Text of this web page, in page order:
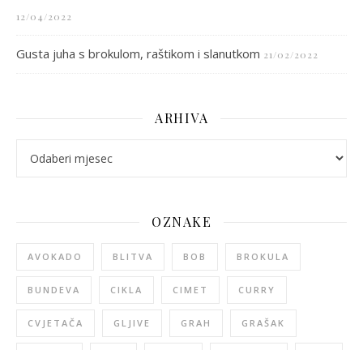
12/04/2022
Gusta juha s brokulom, raštikom i slanutkom 21/02/2022
ARHIVA
OZNAKE
AVOKADO BLITVA BOB BROKULA
BUNDEVA CIKLA CIMET CURRY
CVJETAČA GLJIVE GRAH GRAŠAK